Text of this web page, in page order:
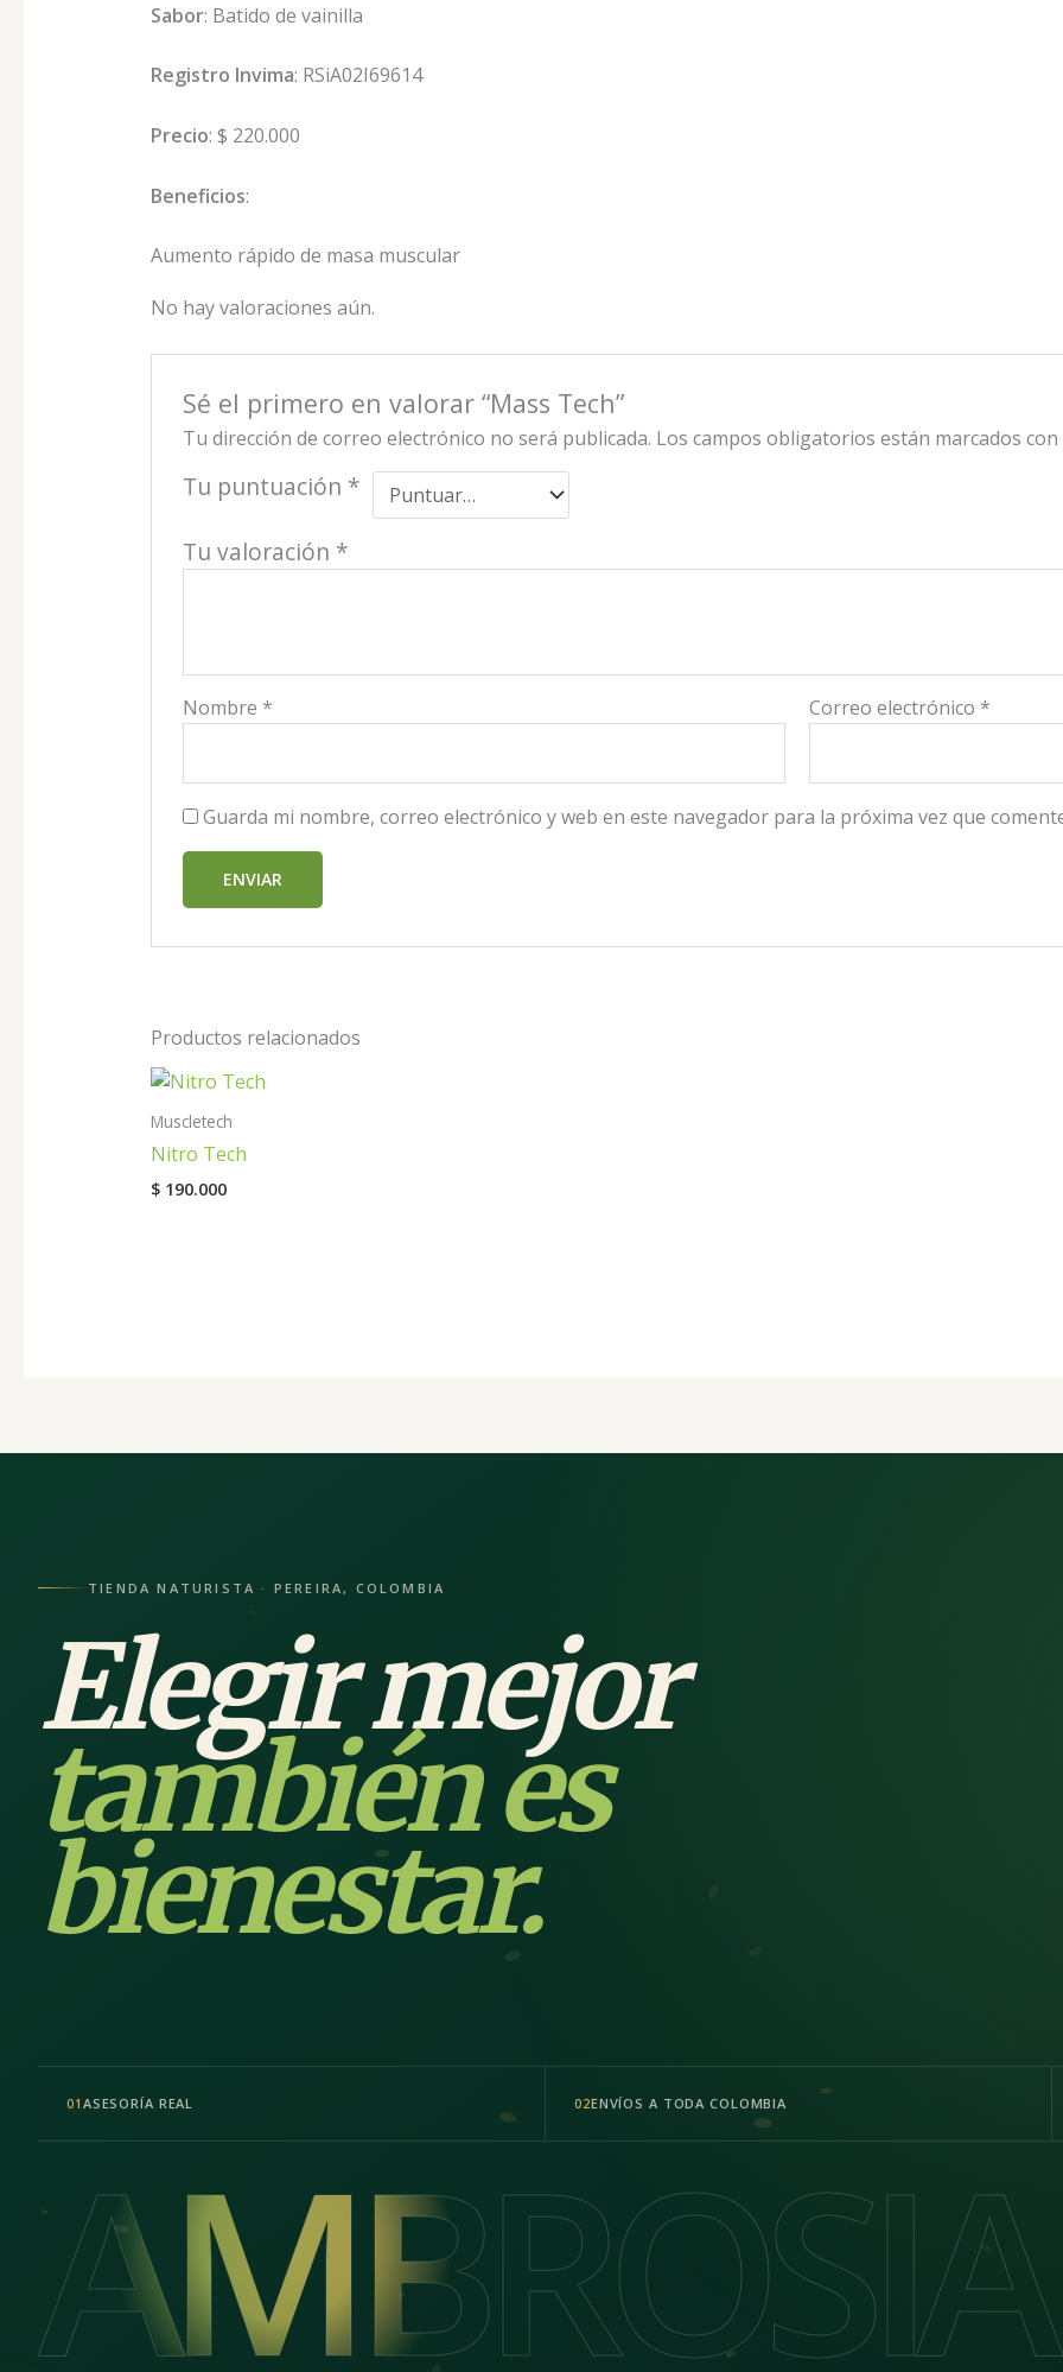
Sabor: Batido de vainilla
Registro Invima: RSiA02I69614
Precio: $ 220.000
Beneficios:
Aumento rápido de masa muscular
No hay valoraciones aún.
Sé el primero en valorar “Mass Tech”
Tu dirección de correo electrónico no será publicada. Los campos obligatorios están marcados con
Tu puntuación *
Tu valoración *
Nombre * Correo electrónico *
Guarda mi nombre, correo electrónico y web en este navegador para la próxima vez que
Productos relacionados
Muscletech
Nitro Tech
$190.000
TIENDA NATURISTA · PEREIRA, COLOMBIA
Elegir mejor
también es
bienestar.
01 ASESORÍA REAL 02ENVÍOS A TODA COLOMBIA
AMBROSIA
AMBROSIA